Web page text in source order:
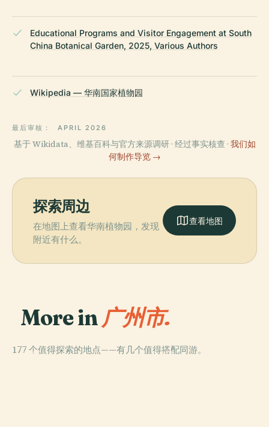
Educational Programs and Visitor Engagement at South
China Botanical Garden, 2025, Various Authors
Wikipedia — 华南国家植物园
最后审核： APRIL 2026
基于 Wikidata、维基百科与官方来源调研 · 经过事实核查 · 我们如
何制作导览 →
探索周边
在地图上查看华南植物园，发现
附近有什么。
查看地图
More in 广州市.
177 个值得探索的地点——有几个值得搭配同游。
PLACE PLACE